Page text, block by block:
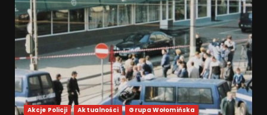
Akcje Policji Aktualności
Grupa Wołomińska